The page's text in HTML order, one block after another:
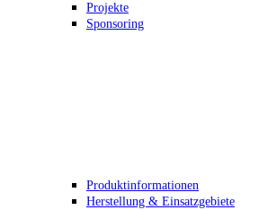
Projekte
Sponsoring
Produktinformationen
Herstellung & Einsatzgebiete